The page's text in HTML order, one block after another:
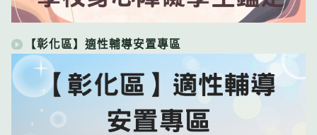
【彰化區】適性輔導安置專區